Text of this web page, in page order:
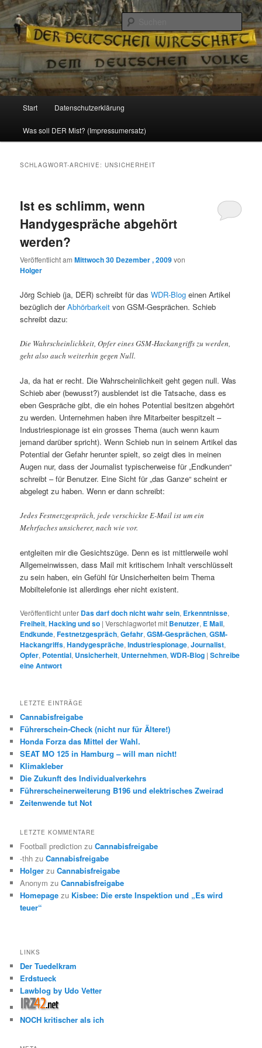
Reizzentrum
Politik, Wirtschaft, Soziales und Gesellschaft
Zum
Inhalt
Zum
sekundären
Start Datenschutzerklärung
Was soll DER Mist? (Impressumersatz)
SCHLAGWORT-ARCHIVE:UNSICHERHEIT
Ist es schlimm, wenn
Handygespräche abgehört
werden?
Veröffentlicht amMittwoch 30 Dezember , 2009von
Holger
Jörg Schieb (ja, DER) schreibt für dasWDR-Blog einen Artikel
bezüglich derAbhörbarkeit von GSM-Gesprächen. Schieb
schreibt dazu:
Die Wahrscheinlichkeit, Opfer eines GSM-Hackangriffs zu werden,
geht also auch weiterhin gegen Null.
Ja, da hat er recht. Die Wahrscheinlichkeit geht gegen null. Was
Schieb aber (bewusst?) ausblendet ist die Tatsache, dass es
eben Gespräche gibt, die ein hohes Potential besitzen abgehört
zu werden. Unternehmen haben ihre Mitarbeiter bespitzelt –
Industriespionage ist ein grosses Thema (auch wenn kaum
jemand darüber spricht). Wenn Schieb nun in seinem Artikel das
Potential der Gefahr herunter spielt, so zeigt dies in meinen
Augen nur, dass der Journalist typischerweise für „Endkunden“
schreibt – für Benutzer. Eine Sicht für „das Ganze“ scheint er
abgelegt zu haben. Wenn er dann schreibt:
Jedes Festnetzgespräch, jede verschickte E-Mail ist um ein
Mehrfaches unsicherer, nach wie vor.
entgleiten mir die Gesichtszüge. Denn es ist mittlerweile wohl
Allgemeinwissen, dass Mail mit kritischem Inhalt verschlüsselt
zu sein haben, ein Gefühl für Unsicherheiten beim Thema
Mobiltelefonie ist allerdings eher nicht existent.
Veröffentlicht unter Das darf doch nicht wahr sein, Erkenntnisse,
Freiheit,Hacking und so |Verschlagwortet mit Benutzer, E Mail,
Endkunde,Festnetzgespräch,Gefahr,GSM-Gesprächen,GSM-
Hackangriffs,Handygespräche,Industriespionage,Journalist,
Opfer, Potential, Unsicherheit, Unternehmen,WDR-Blog |Schreibe
eine Antwort
LETZTE EINTRÄGE
Cannabisfreigabe
Führerschein-Check (nicht nur für Ältere!)
Honda Forza das Mittel der Wahl.
SEAT MO 125 in Hamburg – will man nicht!
Klimakleber
Die Zukunft des Individualverkehrs
Führerscheinerweiterung B196 und elektrisches Zweirad
Zeitenwende tut Not
LETZTE KOMMENTARE
Football prediction zuCannabisfreigabe
-thh zuCannabisfreigabe
Holger zuCannabisfreigabe
Anonym zuCannabisfreigabe
Homepage zu Kisbee: Die erste Inspektion und „Es wird
teuer“
LINKS
Der Tuedelkram
Erdstueck
Lawblog by Udo Vetter
NOCH kritischer als ich